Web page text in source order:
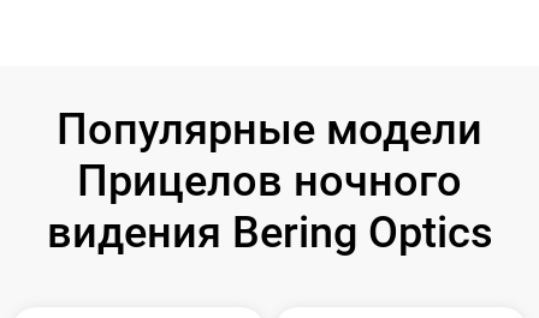
Популярные модели
Прицелов ночного
видения Bering Optics